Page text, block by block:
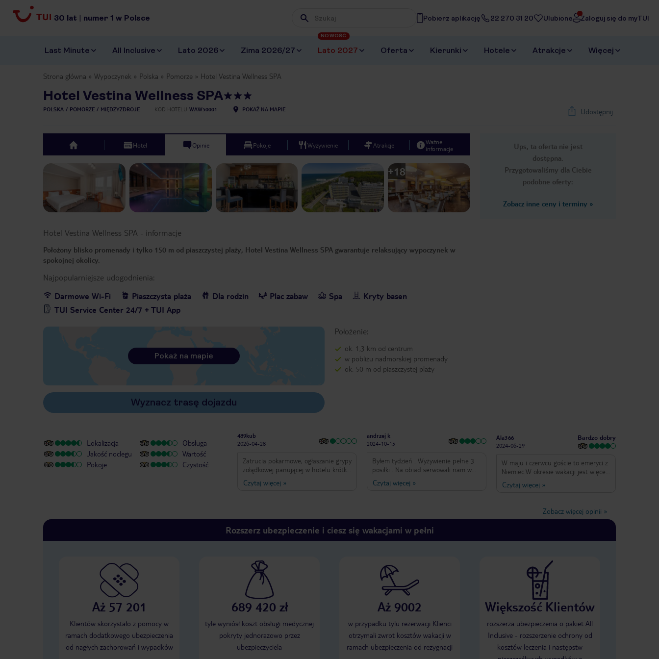
30 lat | numer 1 w Polsce Wpisz frazę, której szukasz
Pobierz aplikację 22 270 31 20 Ulubione Zaloguj się do myTUI
Last Minute All Inclusive Lato 2026 Zima 2026/27 Lato 2027
NOWOŚĆ
Oferta Kierunki Hotele Atrakcje Więcej
Strona główna Wypoczynek Polska Pomorze Hotel Vestina Wellness SPA
Hotel Vestina Wellness SPA
POLSKA POMORZE MIĘDZYZDROJE KOD HOTELU WAW50001 POKAŻ NA MAPIE Udostępnij
Ups, ta oferta nie jest
dostępna.
Przygotowaliśmy dla Ciebie
podobne oferty:
Zobacz inne ceny i terminy »
top Hotel Opinie Pokoje Wyżywienie Atrakcje
Ważne
informacje
Next slide
1/24
+18
Hotel Vestina Wellness SPA - informacje
Położony blisko promenady i tylko 150 m od piaszczystej plaży, Hotel Vestina Wellness SPA gwarantuje relaksujący wypoczynek w
spokojnej okolicy.
Najpopularniejsze udogodnienia:
Darmowe Wi-Fi
Piaszczysta plaża Dla rodzin Plac zabaw Spa
Kryty basen
TUI Service Center 24/7 + TUI App
Położenie:
ok. 1,3 km od centrum
w pobliżu nadmorskiej promenady
ok. 50 m od piaszczystej plaży
Pokaż na mapie
Wyznacz trasę dojazdu
Lokalizacja
Jakość noclegu
Pokoje
Obsługa
Wartość
Czystość
489kub
2026-04-28
Zatrucia pokarmowe, ogłaszanie grypy
żołądkowej panującej w hotelu krótką
notatką w windzie. Radze omijać ten
hotel !!!
Czytaj więcej »
andrzej k
2024-10-15
Byłem tydzień . Wyżywienie pełne 3
posiłki . Na obiad serwowali nam w
formie bufetu tylko jedną zupę / mało
smaczną / jedno II danie , zestaw 3
deseru , brak owoców . Nie polecam
kupować obiadu gdyż jest bez
dania .... w 70 % jest to ponownie
kurczak i drugie danie którym była
zawsze ryba . Praktycznie po 5 dniach
takiego menu z ciepłej formy
obiadokolacji nie szło już skorzystać i
trzeba było wybierać z obfitej zimnej
płyty . Na śniadanie była również na
gorąco jajecznica i kiełbaski prze
tydzień identycznie .Oddzielny pkt -
gofry , na bieżąco jajecznica i
Czytaj więcej »
Ala366
2024-06-29
Bardzo dobry
W maju i czerwcu goście to emeryci z
Niemiec.W okresie wakacji jest więcej
młodych ludzi w tym dzieci.W barze
muzyka na żywo w j.niemieckim.
również.Bardzo przypadła mi do
gustu strefa basenowa z saunami.
Czytaj więcej »
Zobacz więcej opinii »
Rozszerz ubezpieczenie i ciesz się wakacjami w pełni
Aż 57 201
Klientów skorzystało z pomocy w
ramach dodatkowego ubezpieczenia
od nagłych zachorowań i wypadków
689 420 zł
tyle wyniósł koszt obsługi medycznej
pokryty jednorazowo przez
ubezpieczyciela
Aż 9002
w przypadku tylu rezerwacji Klienci
otrzymali zwrot kosztów wakacji w
ramach ubezpieczenia od rezygnacji
Większość Klientów
rozszerza ubezpieczenia o pakiet All
Inclusive - rozszerzenie ochrony od
kosztów leczenia i następstw